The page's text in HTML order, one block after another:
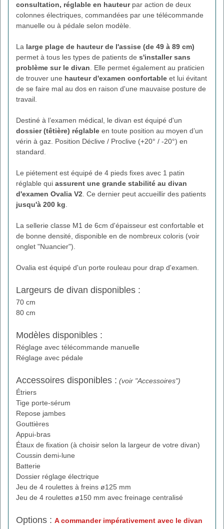
consultation, réglable en hauteurpar action de deux
colonnes électriques, commandées par une télécommande
manuelle ou à pédale selon modèle.
La large plage de hauteur de l'assise (de 49 à 89 cm)
permet à tous les types de patients de s'installer sans
problème sur le divan. Elle permet également au praticien
de trouver une hauteur d'examen confortable et lui évitant
de se faire mal au dos en raison d'une mauvaise posture de
travail.
Destiné à l’examen médical, le divan est équipé d'un
dossier (têtière) réglable en toute position au moyen d’un
vérin à gaz. Position Déclive / Proclive (+20° / -20°) en
standard.
Le piétement est équipé de 4 pieds fixes avec 1 patin
réglable qui assurent une grande stabilité au divan
d'examen Ovalia V2. Ce dernier peut accueillir des patients
jusqu'à 200 kg.
La sellerie classe M1 de 6cm d'épaisseur est confortable et
de bonne densité, disponible en de nombreux coloris (voir
onglet "Nuancier").
Ovalia est équipé d'un porte rouleau pour drap d'examen.
Largeurs de divan disponibles :
70 cm
80 cm
Modèles disponibles :
Réglage avec télécommande manuelle
Réglage avec pédale
Accessoires disponibles : (voir "Accessoires")
Étriers
Tige porte-sérum
Repose jambes
Gouttières
Appui-bras
Étaux de fixation (à choisir selon la largeur de votre divan)
Coussin demi-lune
Batterie
Dossier réglage électrique
Jeu de 4 roulettes à freins ø125 mm
Jeu de 4 roulettes ø150 mm avec freinage centralisé
Options : A commander impérativement avec le divan